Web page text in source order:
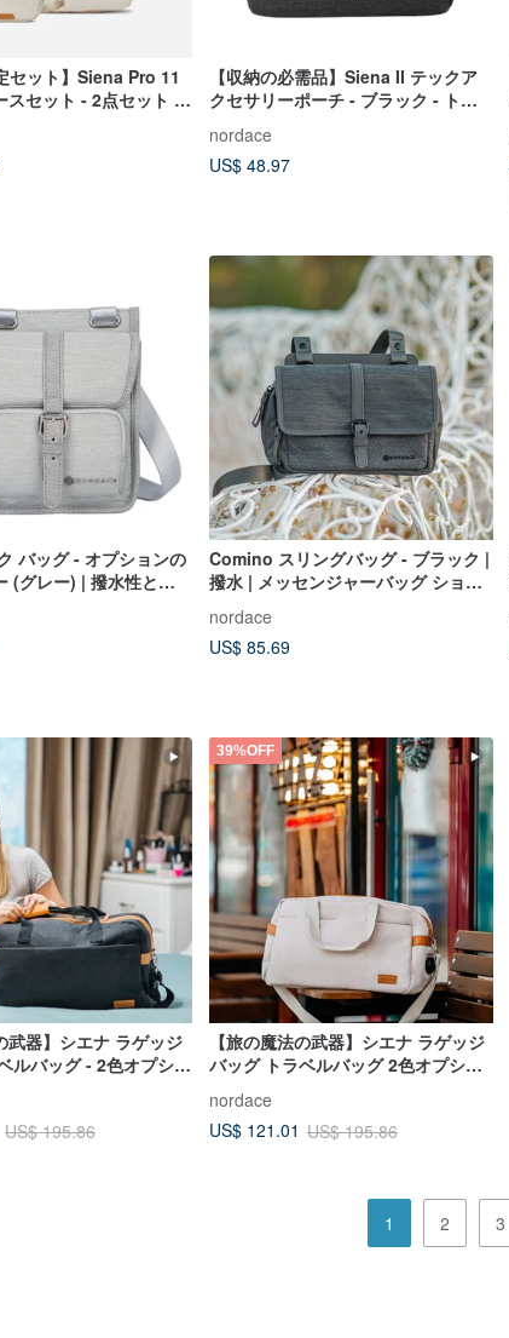
セット】Siena Pro 11
スセット - 2点セット |
＆クロスボディ
【収納の必需品】Siena II テックア
クセサリーポーチ - ブラック - トラ
ベルオーガナイザー/撥水
nordace
US$ 48.97
バッグ - オプションの
(グレー) | 撥水性と軽
Comino スリングバッグ - ブラック |
撥水 | メッセンジャーバッグ ショル
ダーバッグ ワンショルダーバッグ ボ
ディバッグ
nordace
US$ 85.69
武器】シエナ ラゲッジ
ルバッグ - 2色オプショ
US$ 195.86
39%OFF
【旅の魔法の武器】シエナ ラゲッジ
バッグ トラベルバッグ 2色オプショ
nordace
US$ 121.01 US$ 195.86
1 2 3